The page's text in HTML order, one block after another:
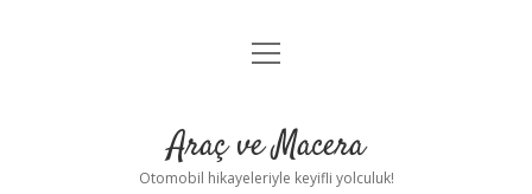
Anasayfa
Yasal Uyarı
menüyü
Araç ve Macera
Otomobil hikayeleriyle keyifli yolculuk!